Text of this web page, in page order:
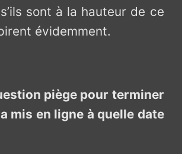
sont à la hauteur de ce
évidemment.
piège pour terminer
mis en ligne à quelle date